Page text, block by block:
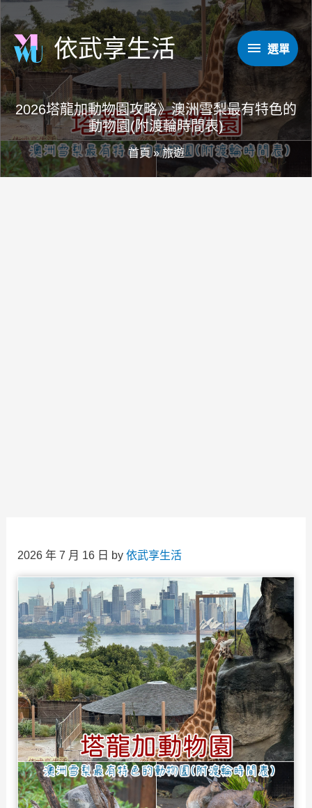
至
主
要
內
容
依武享生活
選
單
選單
2026塔龍加動物園攻略》澳洲雪梨最有特色的
動物園(附渡輪時間表)
首頁»旅遊
2026 年 7 月 16 日 by 依武享生活